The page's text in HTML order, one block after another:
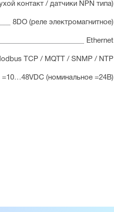
контакт / датчики NPN типа)
8DO (реле электромагнитное)
Ethernet
TCP / MQTT / SNMP / NTP
=10…48VDC (номинальное =24В)